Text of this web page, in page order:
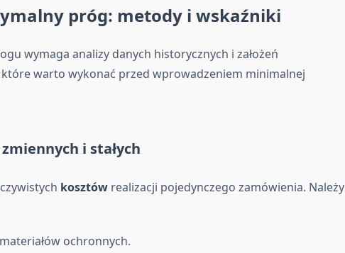
próg: metody i wskaźniki
wymaga analizy danych historycznych i założeń
warto wykonać przed wprowadzeniem minimalnej
i stałych
kosztów realizacji pojedynczego zamówienia. Należy
ochronnych.